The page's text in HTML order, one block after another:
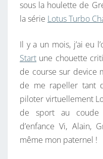
sous la houlette de
la série Lotus Turbo
Il y a un mois, j’ai eu
Start une chouette
de course sur device
de me rapeller tant
piloter virtuellement
de sport au
d’enfance Vi, Alain,
même mon paternel !